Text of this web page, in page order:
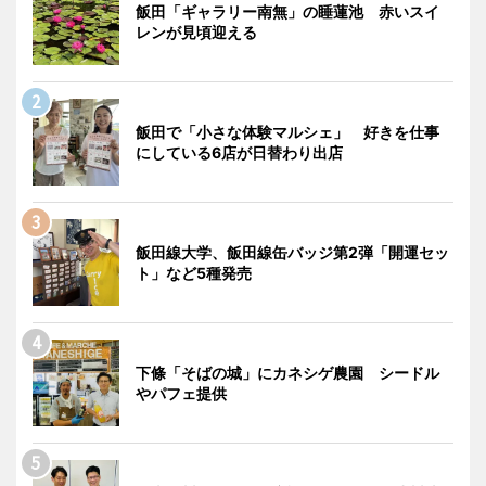
飯田「ギャラリー南無」の睡蓮池 赤いスイ
レンが見頃迎える
飯田で「小さな体験マルシェ」 好きを仕事
にしている6店が日替わり出店
飯田線大学、飯田線缶バッジ第2弾「開運セッ
ト」など5種発売
下條「そばの城」にカネシゲ農園 シードル
やパフェ提供